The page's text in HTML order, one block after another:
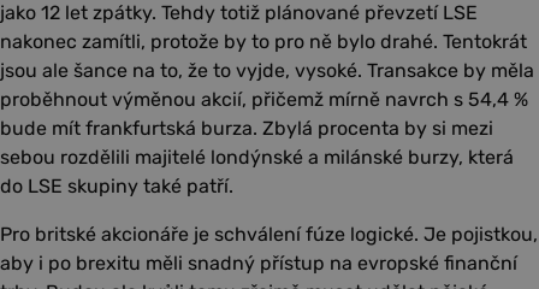
jako 12 let zpátky. Tehdy totiž plánované převzetí LSE
nakonec zamítli, protože by to pro ně bylo drahé. Tentokrát
jsou ale šance na to, že to vyjde, vysoké. Transakce by měla
proběhnout výměnou akcií, přičemž mírně navrch s 54,4 %
bude mít frankfurtská burza. Zbylá procenta by si mezi
sebou rozdělili majitelé londýnské a milánské burzy, která
do LSE skupiny také patří.
Pro britské akcionáře je schválení fúze logické. Je pojistkou,
aby i po brexitu měli snadný přístup na evropské finanční